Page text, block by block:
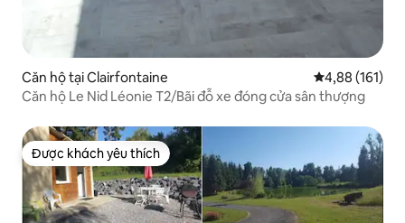
Căn hộ tại Clairfontaine Xếp hạng
4,88 (161)
Căn hộ Le Nid Léonie T2/Bãi đỗ xe đóng cửa sân thượng
Được khách yêu thích
Được khách yêu thích